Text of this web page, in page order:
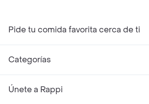
Pide tu comida favorita cerca de ti
Categorías
Únete a Rappi